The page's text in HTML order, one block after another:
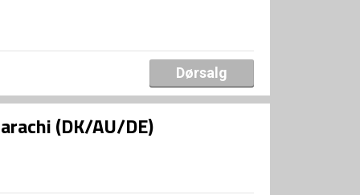
Dørsalg
(DK/AU/DE)